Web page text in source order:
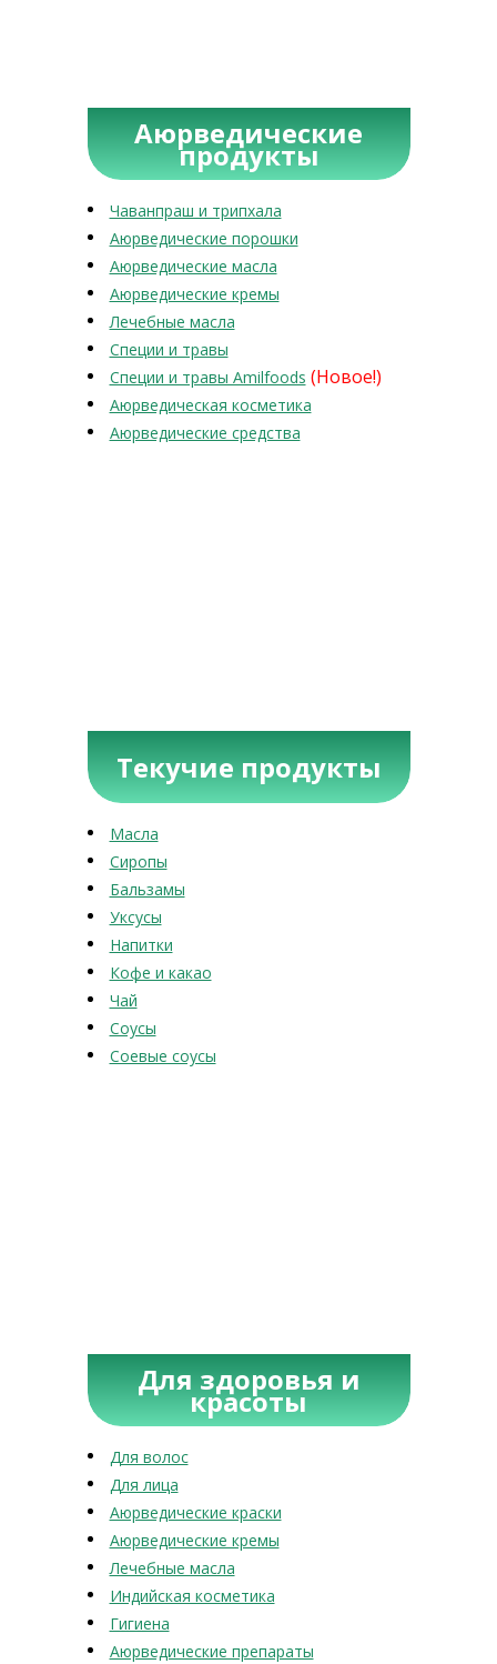
Аюрведические
продукты
Чаванпраш и трипхала
Аюрведические порошки
Аюрведические масла
Аюрведические кремы
Лечебные масла
Специи и травы
Специи и травы Amilfoods (Новое!)
Аюрведическая косметика
Аюрведические средства
Текучие продукты
Масла
Сиропы
Бальзамы
Уксусы
Напитки
Кофе и какао
Чай
Соусы
Соевые соусы
Для здоровья и
красоты
Для волос
Для лица
Аюрведические краски
Аюрведические кремы
Лечебные масла
Индийская косметика
Гигиена
Аюрведические препараты